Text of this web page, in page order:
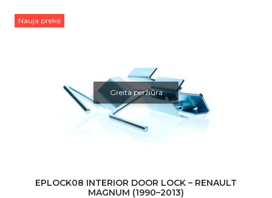
Nauja prekė
Greita peržiūra
EPLOCK08 INTERIOR DOOR LOCK – RENAULT
MAGNUM (1990–2013)